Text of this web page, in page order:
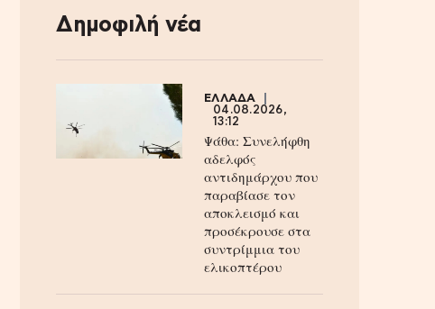
Δημοφιλή νέα
ΕΛΛΑΔΑ
04.08.2026,
13:12
Ψάθα: Συνελήφθη
αδελφός
αντιδημάρχου που
παραβίασε τον
αποκλεισμό και
προσέκρουσε στα
συντρίμμια του
ελικοπτέρου